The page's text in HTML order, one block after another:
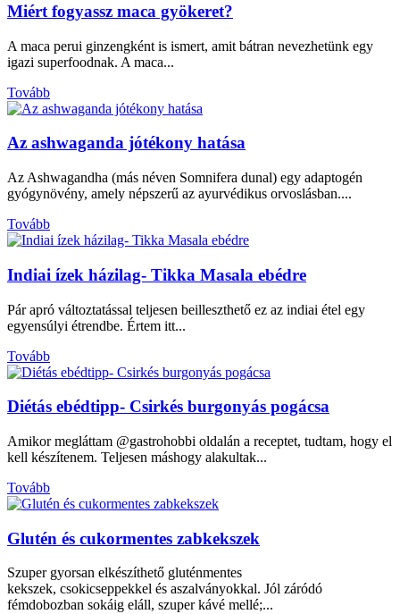
Miért fogyassz maca gyökeret?
A maca perui ginzengként is ismert, amit bátran nevezhetünk egy
igazi superfoodnak. A maca...
Tovább
Az ashwaganda jótékony hatása
Az Ashwagandha (más néven Somnifera dunal) egy adaptogén
gyógynövény, amely népszerű az ayurvédikus orvoslásban....
Tovább
Indiai ízek házilag- Tikka Masala ebédre
Pár apró változtatással teljesen beilleszthető ez az indiai étel egy
egyensúlyi étrendbe. Értem itt...
Tovább
Diétás ebédtipp- Csirkés burgonyás pogácsa
Amikor megláttam @gastrohobbi oldalán a receptet, tudtam, hogy el
kell készítenem. Teljesen máshogy alakultak...
Tovább
Glutén és cukormentes zabkekszek
Szuper gyorsan elkészíthető gluténmentes
kekszek, csokicseppekkel és aszalványokkal. Jól záródó
fémdobozban sokáig eláll, szuper kávé mellé;...